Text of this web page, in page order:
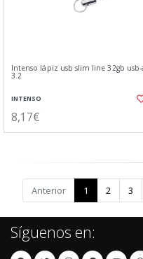
Intenso lápiz usb slim line 32gb usb-
3.2
INTENSO
8,17€
Anterior 1 2 3
Síguenos en: